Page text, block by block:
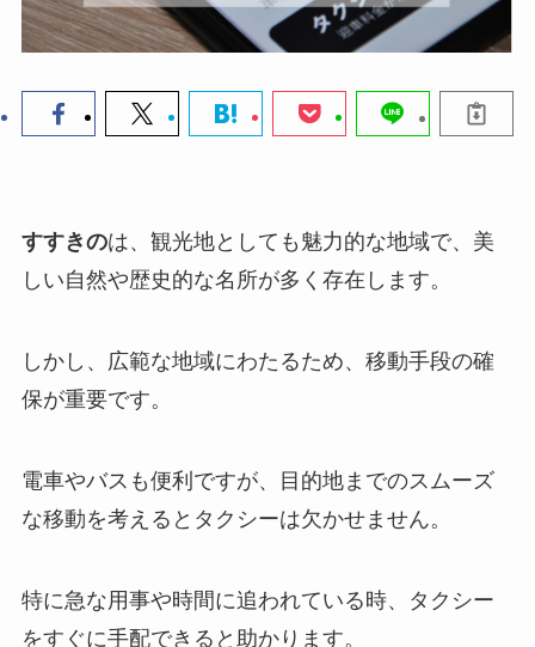
すすきのは、観光地としても魅力的な地域で、美
しい自然や歴史的な名所が多く存在します。
しかし、広範な地域にわたるため、移動手段の確
保が重要です。
電車やバスも便利ですが、目的地までのスムーズ
な移動を考えるとタクシーは欠かせません。
特に急な用事や時間に追われている時、タクシー
をすぐに手配できると助かります。